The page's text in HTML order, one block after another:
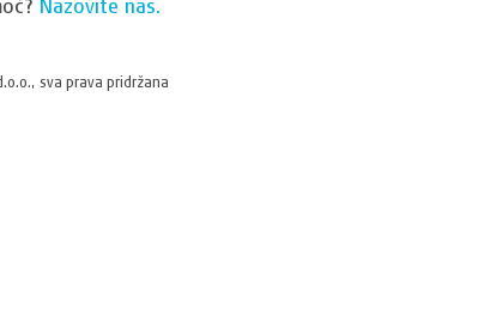
Nazovite nas.
sva prava pridržana